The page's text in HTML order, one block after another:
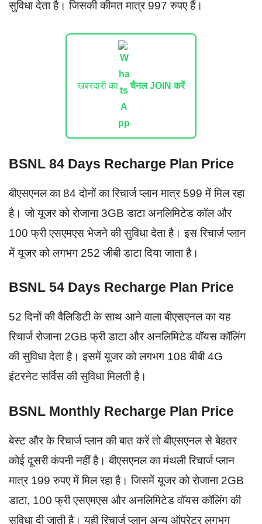
सुविधा देता है। जिसकी कीमत मात्र 997 रुपए हैं।
खबरदारी का चैनल JOIN करें
BSNL 84 Days Recharge Plan Price
बीएसएनल का 84 दोनों का रिचार्ज प्लान मात्र 599 में मिल रहा
है। जो यूजर को रोजाना 3GB डाटा अनलिमिटेड कॉल और
100 फ्री एसएमएस भेजने की सुविधा देता है। इस रिचार्ज प्लान
में यूजर को लगभग 252 जीबी डाटा दिया जाता है।
BSNL 54 Days Recharge Plan Price
52 दिनों की वैलिडिटी के साथ आने वाला बीएसएनल का यह
रिचार्ज रोजाना 2GB फ्री डाटा और अनलिमिटेड वॉयस कॉलिंग
की सुविधा देता है। इसमें यूजर को लगभग 108 बीबी 4G
इंटरनेट सर्विस की सुविधा मिलती है।
BSNL Monthly Recharge Plan Price
बेस्ट और के रिचार्ज प्लान की बात करें तो बीएसएनल से बेहतर
कोई दूसरी कंपनी नहीं है। बीएसएनल का मंथली रिचार्ज प्लान
मात्र 199 रुपए में मिल रहा है। जिसमें यूजर को रोजाना 2GB
डाटा, 100 फ्री एसएमएस और अनलिमिटेड वॉयस कॉलिंग की
सुविधा दी जाती है। यही रिचार्ज प्लान अन्य ऑपरेटर लगभग